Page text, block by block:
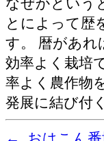
とによって歴
す。 暦があれ
効率よく栽培
率よく農作物
発展に結び付